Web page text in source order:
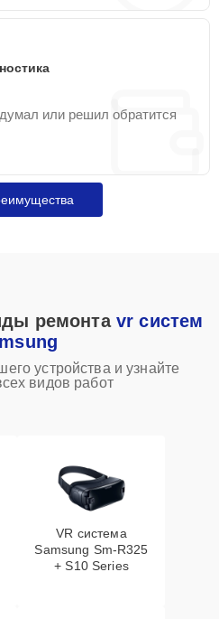
или решил обратится
ремонта vr систем
устройства и узнайте
видов работ
VR система
Samsung Sm-R325
+ S10 Series